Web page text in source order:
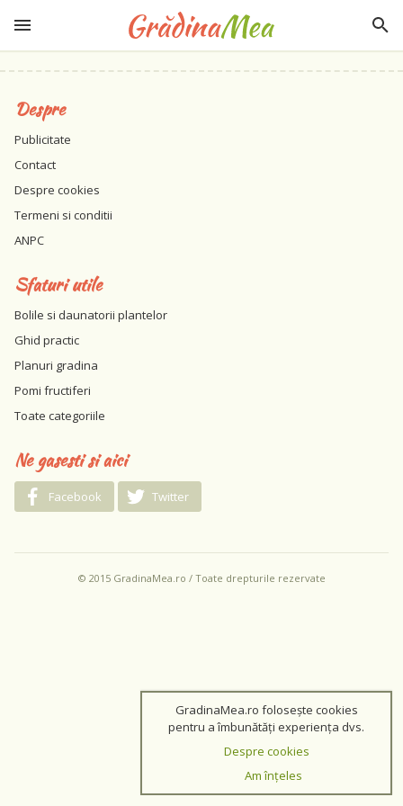
Despre
Publicitate
Contact
Despre cookies
Termeni si conditii
ANPC
Sfaturi utile
Bolile si daunatorii plantelor
Ghid practic
Planuri gradina
Pomi fructiferi
Toate categoriile
Ne gasesti si aici
Facebook Twitter
© 2015 GradinaMea.ro / Toate drepturile rezervate
GradinaMea.ro folosește cookies
pentru a îmbunătăți experiența dvs.
Despre cookies
Am înțeles